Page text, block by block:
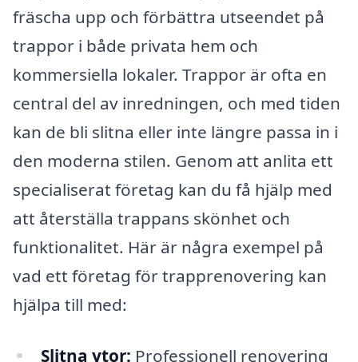
fräscha upp och förbättra utseendet på
trappor i både privata hem och
kommersiella lokaler. Trappor är ofta en
central del av inredningen, och med tiden
kan de bli slitna eller inte längre passa in i
den moderna stilen. Genom att anlita ett
specialiserat företag kan du få hjälp med
att återställa trappans skönhet och
funktionalitet. Här är några exempel på
vad ett företag för trapprenovering kan
hjälpa till med:
Slitna ytor: Professionell renovering